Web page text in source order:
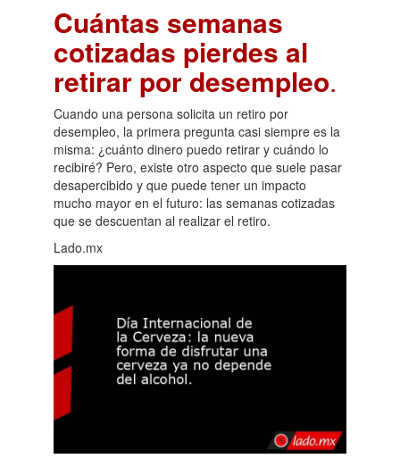
Cuántas semanas
cotizadas pierdes al
retirar por desempleo.
Cuando una persona solicita un retiro por
desempleo, la primera pregunta casi siempre es la
misma: ¿cuánto dinero puedo retirar y cuándo lo
recibiré? Pero, existe otro aspecto que suele pasar
desapercibido y que puede tener un impacto
mucho mayor en el futuro: las semanas cotizadas
que se descuentan al realizar el retiro.
Lado.mx